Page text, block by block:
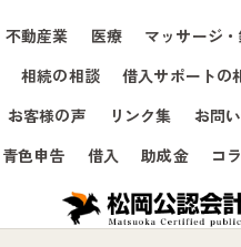
不動産業 医療 マッサージ
相続の相談 借入サポートの
お客様の声 リンク集 お問
青色申告 借入 助成金 コ